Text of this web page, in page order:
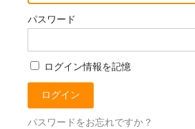
「デッセム」ブログ
お問合せ
パスワード
ログイン情報を記憶
パスワードをお忘れですか？